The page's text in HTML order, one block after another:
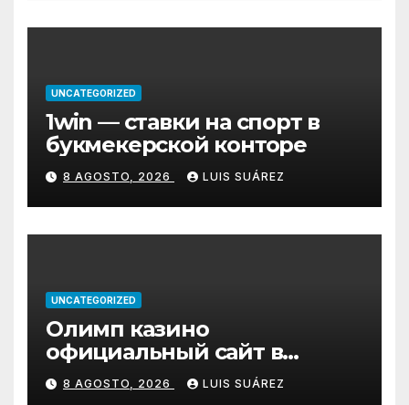
UNCATEGORIZED
1win — ставки на спорт в
букмекерской конторе
8 AGOSTO, 2026 LUIS SUÁREZ
UNCATEGORIZED
Олимп казино
официальный сайт в
Казахстане – Olimp Casino
8 AGOSTO, 2026 LUIS SUÁREZ